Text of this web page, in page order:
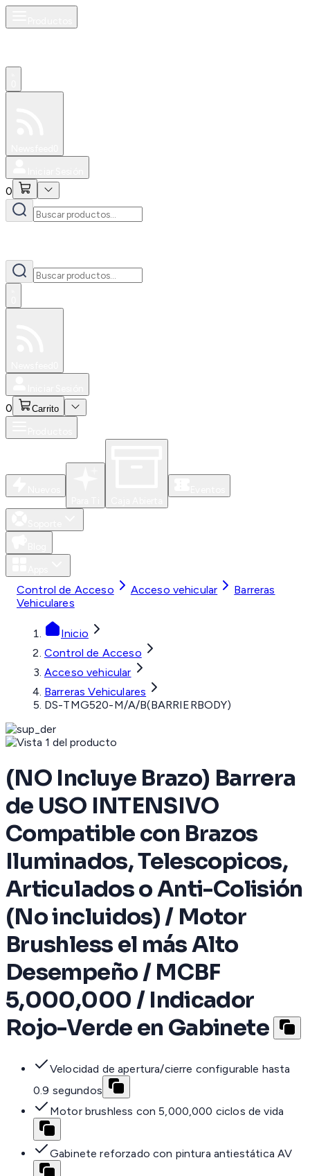
0
0 Carrito
Control de Acceso Acceso vehicular
Barreras
Vehiculares
Inicio
Control de Acceso
Acceso vehicular
Barreras Vehiculares
DS-TMG520-M/A/B(BARRIERBODY)
(NO Incluye Brazo) Barrera
de USO INTENSIVO
Compatible con Brazos
Iluminados, Telescopicos,
Articulados o Anti-Colisión
(No incluidos) / Motor
Brushless el más Alto
Desempeño / MCBF
5,000,000 / Indicador
Rojo-Verde en Gabinete
Velocidad de apertura/cierre configurable hasta
0.9 segundos
Motor brushless con 5,000,000 ciclos de vida
Gabinete reforzado con pintura antiestática AV